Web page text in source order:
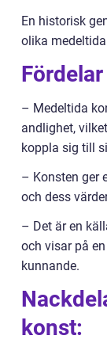
En historisk
olika
– Medeltida
andlighet,
koppla sig till
– Konsten ger
och dess
– Det är en
och visar på
kunnande.
konst: